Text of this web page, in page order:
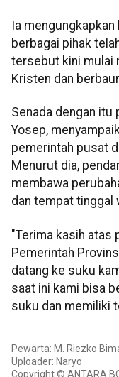
Ia
berbagai pihak
tersebut kini mulai
Kristen dan
Senada dengan itu
Yosep,
pemerintah pusat
Menurut dia,
membawa
dan tempat tinggal
"Terima kasih atas
Pemerintah
datang ke suku
saat ini kami bisa
suku dan memiliki
Pewarta: M. Riezko
Uploader: Naryo
Copyright © ANTARA